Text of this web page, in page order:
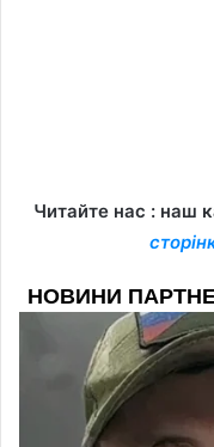
Читайте нас : наш